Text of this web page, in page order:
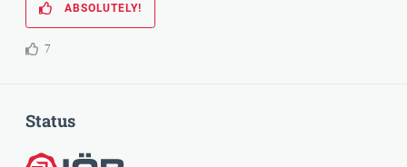
ABSOLUTELY!
7
Status
Awarded